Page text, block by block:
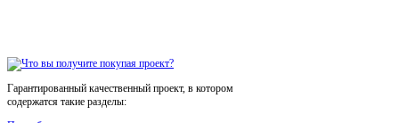
Гарантированный качественный проект, в котором
содержатся такие разделы: